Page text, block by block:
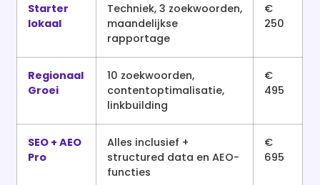
Starter
lokaal
Techniek, 3 zoekwoorden,
maandelijkse
rapportage
€
250
Regionaal
Groei
10 zoekwoorden,
contentoptimalisatie,
linkbuilding
€
495
SEO + AEO
Pro
Alles inclusief +
structured data en AEO-
functies
€
695